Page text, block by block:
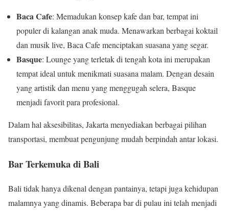
Baca Cafe: Memadukan konsep kafe dan bar, tempat ini
populer di kalangan anak muda. Menawarkan berbagai koktail
dan musik live, Baca Cafe menciptakan suasana yang segar.
Basque: Lounge yang terletak di tengah kota ini merupakan
tempat ideal untuk menikmati suasana malam. Dengan desain
yang artistik dan menu yang menggugah selera, Basque
menjadi favorit para profesional.
Dalam hal aksesibilitas, Jakarta menyediakan berbagai pilihan
transportasi, membuat pengunjung mudah berpindah antar lokasi.
Bar Terkemuka di Bali
Bali tidak hanya dikenal dengan pantainya, tetapi juga kehidupan
malamnya yang dinamis. Beberapa bar di pulau ini telah menjadi